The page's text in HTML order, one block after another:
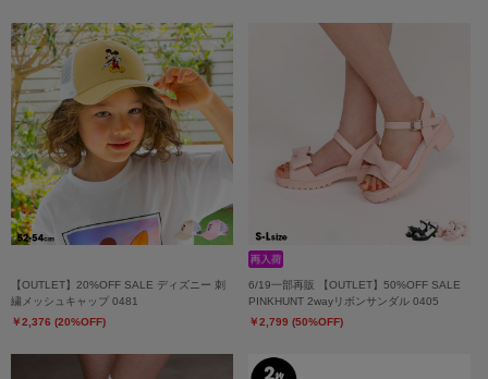
【OUTLET】20%OFF SALE ディズニー 刺
繍メッシュキャップ 0481
￥2,376 (20%OFF)
6/19一部再販 【OUTLET】50%OFF SALE
PINKHUNT 2wayリボンサンダル 0405
￥2,799 (50%OFF)